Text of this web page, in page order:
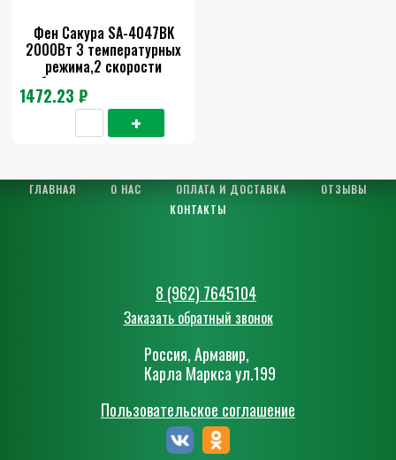
Фен Сакура SA-4047BK
2000Вт 3 температурных
режима,2 скорости
работы, холодная сушка.
1472.23 ₽
ГЛАВНАЯ О НАС ОПЛАТА И ДОСТАВКА
ОТЗЫВЫ
КОНТАКТЫ
8 (962) 7645104
Заказать обратный звонок
Россия, Армавир,
Карла Маркса ул.199
Пользовательское соглашение